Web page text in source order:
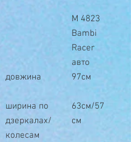
M 4823
Bambi
Racer
авто
довжина 97см
ширина по
дзеркалах/
колесам
63см/57
см